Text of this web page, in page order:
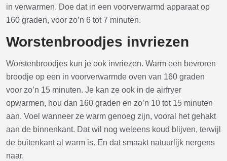
in verwarmen. Doe dat in een voorverwarmd apparaat op
160 graden, voor zo’n 6 tot 7 minuten.
Worstenbroodjes invriezen
Worstenbroodjes kun je ook invriezen. Warm een bevroren
broodje op een in voorverwarmde oven van 160 graden
voor zo’n 15 minuten. Je kan ze ook in de airfryer
opwarmen, hou dan 160 graden en zo’n 10 tot 15 minuten
aan. Voel wanneer ze warm genoeg zijn, vooral het gehakt
aan de binnenkant. Dat wil nog weleens koud blijven, terwijl
de buitenkant al warm is. En dat smaakt natuurlijk nergens
naar.